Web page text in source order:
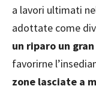
a lavori ultimati
adottate come
un riparo un
favorirne
zone lasciate a